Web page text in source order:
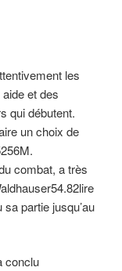
les
et des
qui débutent.
un choix de
combat, a très
partie jusqu’au
conclu